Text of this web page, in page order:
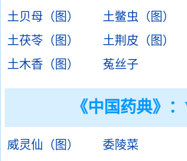
土贝母（图）
土鳖虫（图）
土茯苓（图）
土荆皮（图）
土木香（图）
菟丝子
《中国药典》
威灵仙（图）
委陵菜